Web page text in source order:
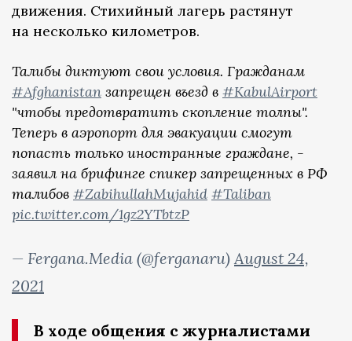
движения. Стихийный лагерь растянут
на несколько километров.
Талибы диктуют свои условия. Гражданам
#Afghanistan запрещен въезд в #KabulAirport
"чтобы предотвратить скопление толпы".
Теперь в аэропорт для эвакуации смогут
попасть только иностранные граждане, -
заявил на брифинге спикер запрещенных в РФ
талибов #ZabihullahMujahid #Taliban
pic.twitter.com/1gz2YTbtzP
— Fergana.Media (@ferganaru) August 24,
2021
В ходе общения с журналистами